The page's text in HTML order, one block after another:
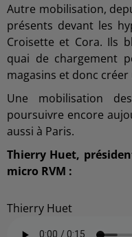
Autre mobilisation,
présents devant les
Croisette et Cora. Ils
quai de chargement
magasins et donc
Une mobilisation
poursuivre encore
aussi à Paris.
Thierry Huet,
micro RVM :
Thierry Huet